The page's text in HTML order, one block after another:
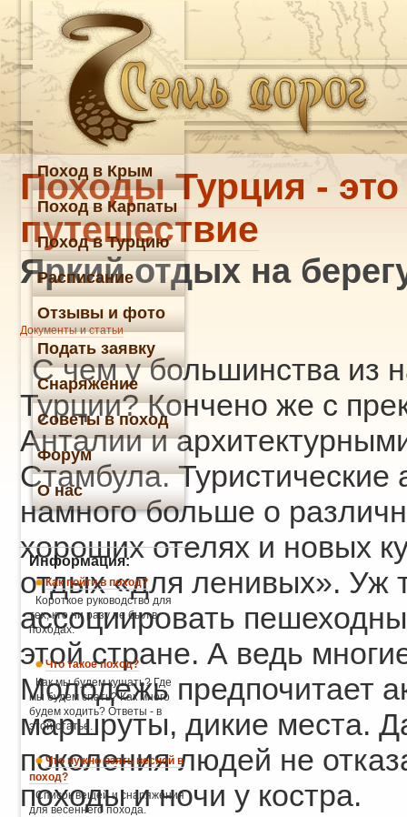
Походы Турция -
путешествие
Яркий отдых на
Документы и статьи
С чем у большинства из
Турции? Кончено же с
Анталии и
Стамбула. Туристические
намного больше о
хороших отелях и новых
отдых «для ленивых». Уж
ассоциировать
этой стране. А ведь
Молодежь предпочитает
маршруты, дикие места.
поколения людей не
походы и ночи у костра.
Поход в Крым
Поход в Карпаты
Поход в Турцию
Расписание
Отзывы и фото
Подать заявку
Снаряжение
Советы в поход
Форум
О нас
Информация:
Как пойти в поход?
Короткое руководство для
тех, кто ни разу не был в
походах.
Что такое поход?
Как мы будем кушать? Где
мы будем спать? Как много
будем ходить? Ответы - в
этой статье.
Что нужно взять весной в
поход?
Список вещей и снаряжения
для весеннего похода.